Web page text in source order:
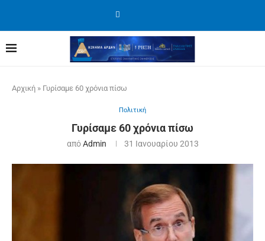
Αρχική » Γυρίσαμε 60 χρόνια πίσω
Πολιτική
Γυρίσαμε 60 χρόνια πίσω
απόAdmin 31 Ιανουαρίου 2013